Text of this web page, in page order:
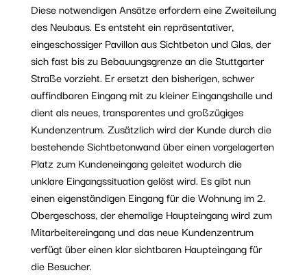
Diese notwendigen Ansätze erfordern eine Zweiteilung
des Neubaus. Es entsteht ein repräsentativer,
eingeschossiger Pavillon aus Sichtbeton und Glas, der
sich fast bis zu Bebauungsgrenze an die Stuttgarter
Straße vorzieht. Er ersetzt den bisherigen, schwer
auffindbaren Eingang mit zu kleiner Eingangshalle und
dient als neues, transparentes und großzügiges
Kundenzentrum. Zusätzlich wird der Kunde durch die
bestehende Sichtbetonwand über einen vorgelagerten
Platz zum Kundeneingang geleitet wodurch die
unklare Eingangssituation gelöst wird. Es gibt nun
einen eigenständigen Eingang für die Wohnung im 2.
Obergeschoss, der ehemalige Haupteingang wird zum
Mitarbeitereingang und das neue Kundenzentrum
verfügt über einen klar sichtbaren Haupteingang für
die Besucher.